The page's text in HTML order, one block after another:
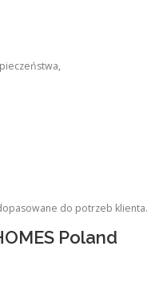
do potrzeb klienta.
Poland